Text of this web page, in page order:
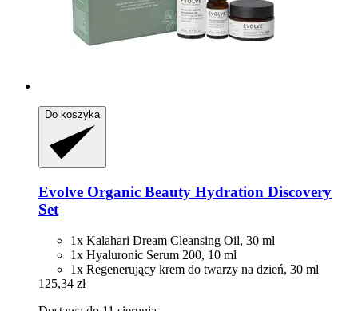
Do koszyka
Evolve Organic Beauty Hydration Discovery
Set
1x Kalahari Dream Cleansing Oil, 30 ml
1x Hyaluronic Serum 200, 10 ml
1x Regenerujący krem do twarzy na dzień, 30 ml
125,34 zł